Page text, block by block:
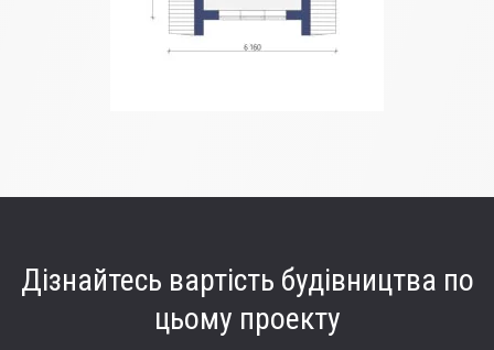
Дізнайтесь вартість будівництва по
цьому проекту